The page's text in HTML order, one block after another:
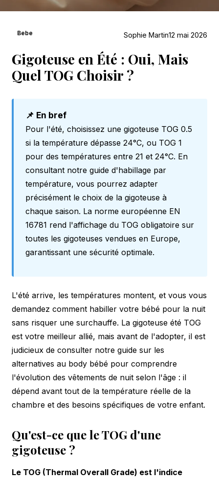
Bebe Sophie Martin12 mai 2026
Gigoteuse en Été : Oui, Mais
Quel TOG Choisir ?
📌 En bref
Pour l'été, choisissez une gigoteuse TOG 0.5
si la température dépasse 24°C, ou TOG 1
pour des températures entre 21 et 24°C. En
consultant notre guide d'habillage par
température, vous pourrez adapter
précisément le choix de la gigoteuse à
chaque saison. La norme européenne EN
16781 rend l'affichage du TOG obligatoire sur
toutes les gigoteuses vendues en Europe,
garantissant une sécurité optimale.
L'été arrive, les températures montent, et vous vous
demandez comment habiller votre bébé pour la nuit
sans risquer une surchauffe. La gigoteuse été TOG
est votre meilleur allié, mais avant de l'adopter, il est
judicieux de consulter notre guide sur les
alternatives au body bébé pour comprendre
l'évolution des vêtements de nuit selon l'âge : il
dépend avant tout de la température réelle de la
chambre et des besoins spécifiques de votre enfant.
Qu'est-ce que le TOG d'une
gigoteuse ?
Le TOG (Thermal Overall Grade) est l'indice